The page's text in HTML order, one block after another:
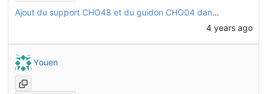
Ajout du support CHO48 et du guidon CHO04 dans l'assemblage
4 years ago
Youen